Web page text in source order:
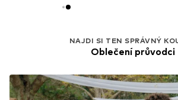
NAJDI SI TEN SPRÁVNÝ
Oblečení průvodci